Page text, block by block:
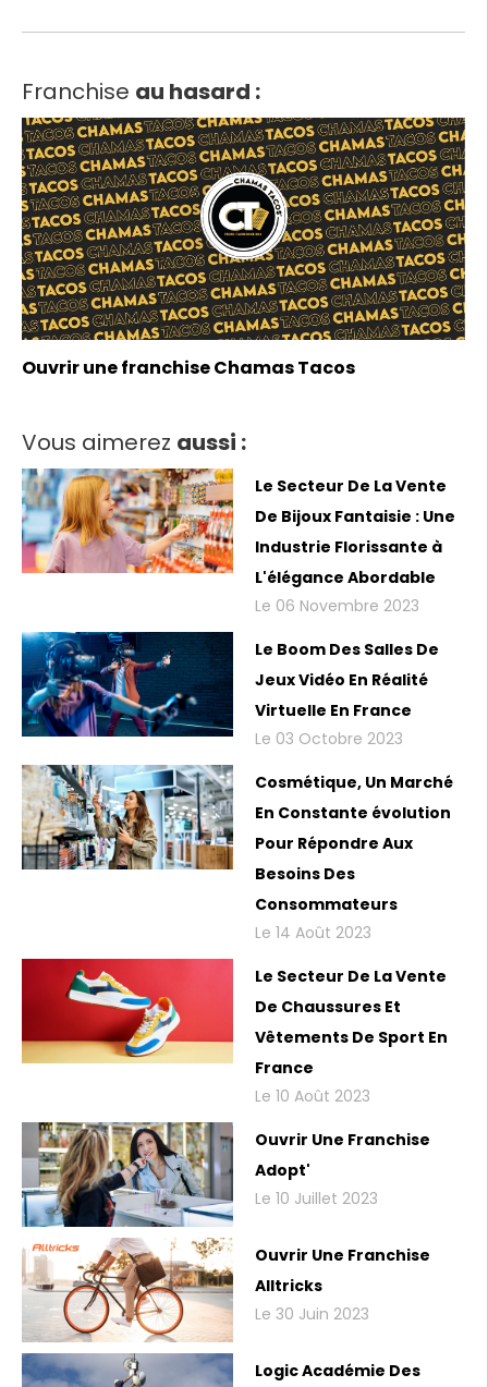
Franchise au hasard :
Ouvrir une franchise Chamas Tacos
Vous aimerez aussi :
Le Secteur De La Vente
De Bijoux Fantaisie : Une
Industrie Florissante à
L'élégance Abordable
Le 06 Novembre 2023
Le Boom Des Salles De
Jeux Vidéo En Réalité
Virtuelle En France
Le 03 Octobre 2023
Cosmétique, Un Marché
En Constante évolution
Pour Répondre Aux
Besoins Des
Consommateurs
Le 14 Août 2023
Le Secteur De La Vente
De Chaussures Et
Vêtements De Sport En
France
Le 10 Août 2023
Ouvrir Une Franchise
Adopt'
Le 10 Juillet 2023
Ouvrir Une Franchise
Alltricks
Le 30 Juin 2023
Logic Académie Des